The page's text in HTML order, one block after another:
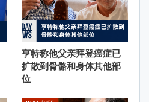
亨特称他父亲拜登癌症已
扩散到骨骼和身体其他部
位